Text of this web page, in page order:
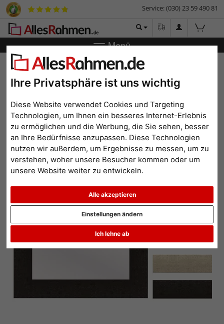
Ihre Privatsphäre ist uns wichtig
Diese Website verwendet Cookies und Targeting
Technologien, um Ihnen ein besseres Internet-Erlebnis
zu ermöglichen und die Werbung, die Sie sehen, besser
an Ihre Bedürfnisse anzupassen. Diese Technologien
nutzen wir außerdem, um Ergebnisse zu messen, um zu
verstehen, woher unsere Besucher kommen oder um
unsere Website weiter zu entwickeln.
Alle akzeptieren
Ich lehne ab
Einstellungen ändern
Service: (030) 23 59 490 81
Menü
Zurück| Bilderrahmen-Shop Bilderrahmen
Wandspiegel WOODSTYLE -
40x50 cm
Zurück